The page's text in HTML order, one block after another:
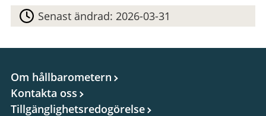
Senast ändrad:2026-03-31
Om hållbarometern
Kontakta oss
Tillgänglighetsredogörelse